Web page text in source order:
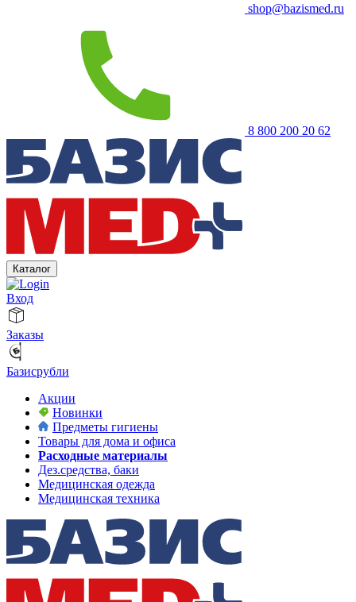
shop@bazismed.ru
8 800 200 20 62
Каталог
Вход
Заказы
Базисрубли
Акции
Новинки
Предметы гигиены
Товары для дома и офиса
Расходные материалы
Дез.средства, баки
Медицинская одежда
Медицинская техника